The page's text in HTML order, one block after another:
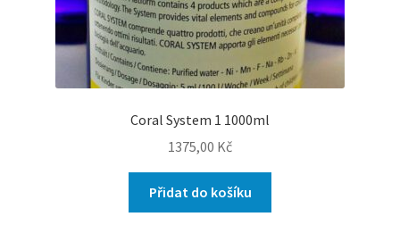
Coral System 1 1000ml
1375,00 Kč
Přidat do košíku